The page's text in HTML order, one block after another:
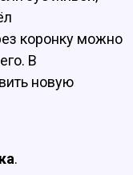
коронку можно
В
новую
.